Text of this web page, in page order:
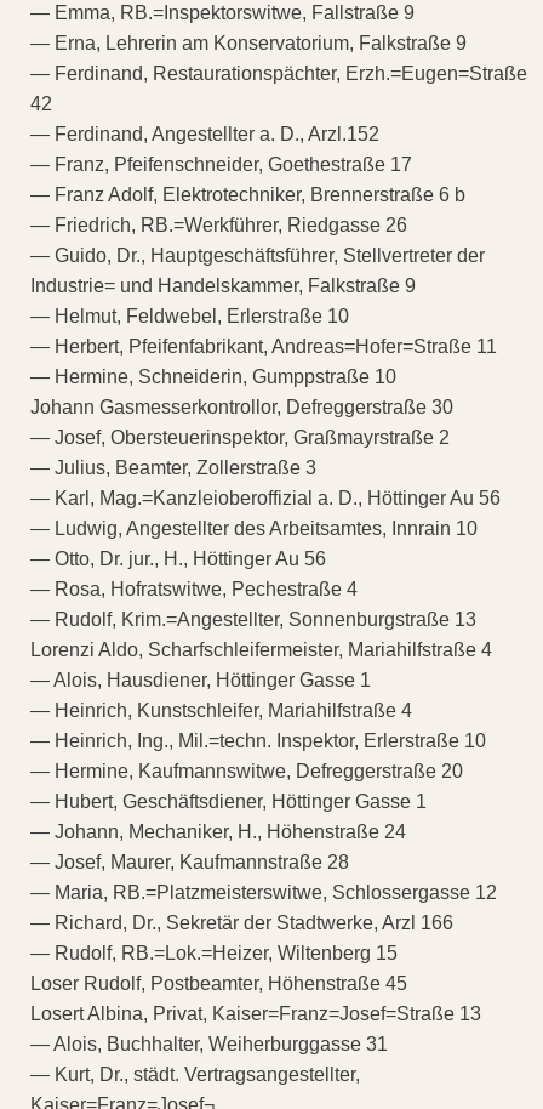
— Emma, RB.=Inspektorswitwe, Fallstraße 9
— Erna, Lehrerin am Konservatorium, Falkstraße 9
— Ferdinand, Restaurationspächter, Erzh.=Eugen=Straße
42
— Ferdinand, Angestellter a. D., Arzl.152
— Franz, Pfeifenschneider, Goethestraße 17
— Franz Adolf, Elektrotechniker, Brennerstraße 6 b
— Friedrich, RB.=Werkführer, Riedgasse 26
— Guido, Dr., Hauptgeschäftsführer, Stellvertreter der
Industrie= und Handelskammer, Falkstraße 9
— Helmut, Feldwebel, Erlerstraße 10
— Herbert, Pfeifenfabrikant, Andreas=Hofer=Straße 11
— Hermine, Schneiderin, Gumppstraße 10
Johann Gasmesserkontrollor, Defreggerstraße 30
— Josef, Obersteuerinspektor, Graßmayrstraße 2
— Julius, Beamter, Zollerstraße 3
— Karl, Mag.=Kanzleioberoffizial a. D., Höttinger Au 56
— Ludwig, Angestellter des Arbeitsamtes, Innrain 10
— Otto, Dr. jur., H., Höttinger Au 56
— Rosa, Hofratswitwe, Pechestraße 4
— Rudolf, Krim.=Angestellter, Sonnenburgstraße 13
Lorenzi Aldo, Scharfschleifermeister, Mariahilfstraße 4
— Alois, Hausdiener, Höttinger Gasse 1
— Heinrich, Kunstschleifer, Mariahilfstraße 4
— Heinrich, Ing., Mil.=techn. Inspektor, Erlerstraße 10
— Hermine, Kaufmannswitwe, Defreggerstraße 20
— Hubert, Geschäftsdiener, Höttinger Gasse 1
— Johann, Mechaniker, H., Höhenstraße 24
— Josef, Maurer, Kaufmannstraße 28
— Maria, RB.=Platzmeisterswitwe, Schlossergasse 12
— Richard, Dr., Sekretär der Stadtwerke, Arzl 166
— Rudolf, RB.=Lok.=Heizer, Wiltenberg 15
Loser Rudolf, Postbeamter, Höhenstraße 45
Losert Albina, Privat, Kaiser=Franz=Josef=Straße 13
— Alois, Buchhalter, Weiherburggasse 31
— Kurt, Dr., städt. Vertragsangestellter,